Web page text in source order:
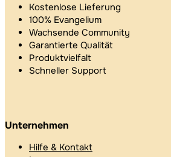
Kostenlose Lieferung
100% Evangelium
Wachsende Community
Garantierte Qualität
Produktvielfalt
Schneller Support
Unternehmen
Hilfe & Kontakt